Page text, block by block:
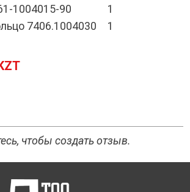
1004015-90
1
7406.1004030
1
чтобы создать отзыв.